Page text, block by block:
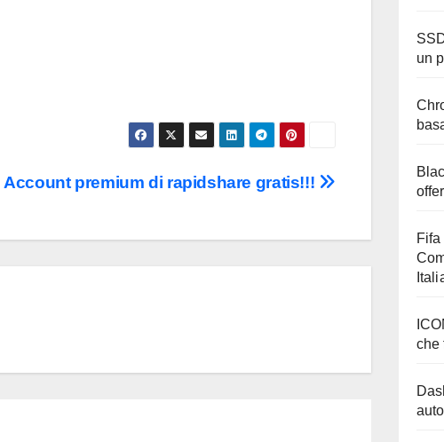
Account premium di rapidshare gratis!!!
un
che